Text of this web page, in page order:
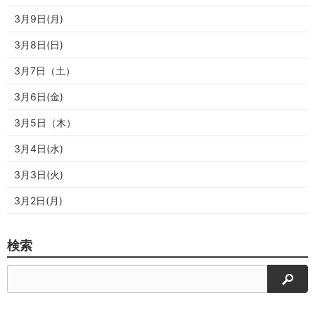
3月9日(月)
3月8日(日)
3月7日（土）
3月6日(金)
3月5日（木）
3月4日(水)
3月3日(火)
3月2日(月)
検索
検索